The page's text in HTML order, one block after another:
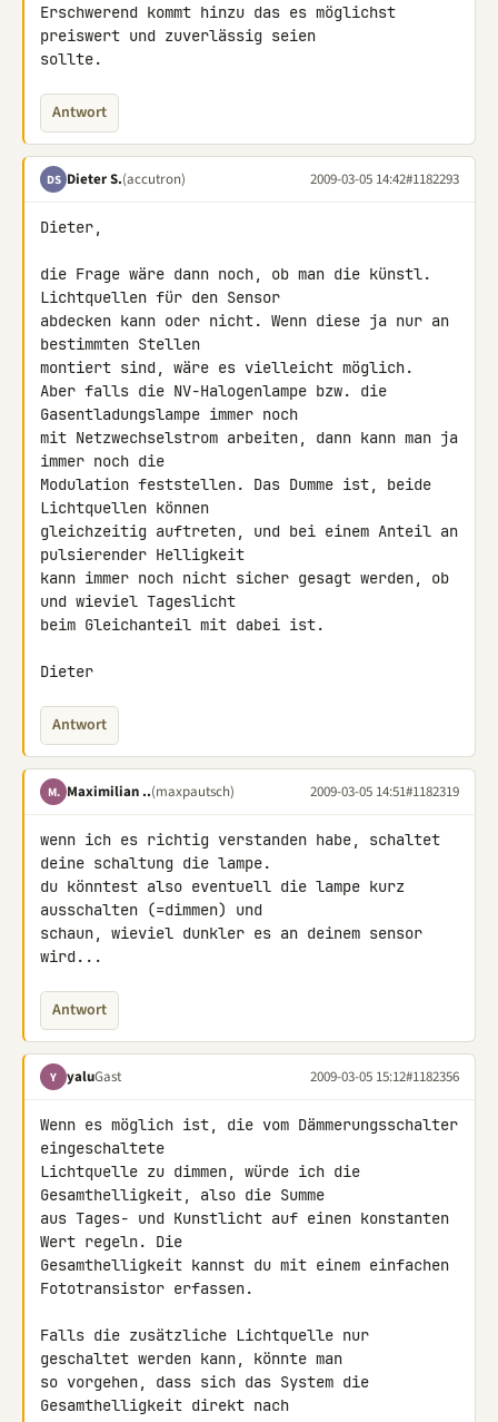
Erschwerend kommt hinzu das es möglichst
preiswert und zuverlässig seien
sollte.
Antwort
DS Dieter S.(accutron) 2009-03-05 14:42#1182293
Dieter,
die Frage wäre dann noch, ob man die künstl.
Lichtquellen für den Sensor
abdecken kann oder nicht. Wenn diese ja nur an
bestimmten Stellen
montiert sind, wäre es vielleicht möglich.
Aber falls die NV-Halogenlampe bzw. die
Gasentladungslampe immer noch
mit Netzwechselstrom arbeiten, dann kann man ja
immer noch die
Modulation feststellen. Das Dumme ist, beide
Lichtquellen können
gleichzeitig auftreten, und bei einem Anteil an
pulsierender Helligkeit
kann immer noch nicht sicher gesagt werden, ob
und wieviel Tageslicht
beim Gleichanteil mit dabei ist.
Dieter
Antwort
M. Maximilian ..(maxpautsch) 2009-03-05 14:51#1182319
wenn ich es richtig verstanden habe, schaltet
deine schaltung die lampe.
du könntest also eventuell die lampe kurz
ausschalten (=dimmen) und
schaun, wieviel dunkler es an deinem sensor
wird...
Antwort
Y yaluGast 2009-03-05 15:12#1182356
Wenn es möglich ist, die vom Dämmerungsschalter
eingeschaltete
Lichtquelle zu dimmen, würde ich die
Gesamthelligkeit, also die Summe
aus Tages- und Kunstlicht auf einen konstanten
Wert regeln. Die
Gesamthelligkeit kannst du mit einem einfachen
Fototransistor erfassen.
Falls die zusätzliche Lichtquelle nur
geschaltet werden kann, könnte man
so vorgehen, dass sich das System die
Gesamthelligkeit direkt nach